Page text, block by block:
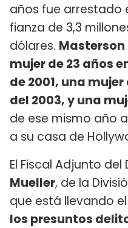
años fue arrestado
fianza de 3,3
dólares.
mujer de 23 años
de 2001, una
del 2003, y una
de ese mismo año
a su casa de
El Fiscal Adjunto del
Mueller, de la
que está llevando
los presuntos